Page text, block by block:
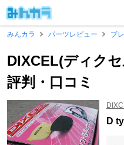
みんカラ
パーツレビュー ブ
DIXCEL(ディク
評判・口コミ
D